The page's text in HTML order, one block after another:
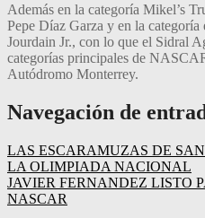
Además en la categoría Mikel’s
Pepe Díaz Garza y en la
Jourdain Jr., con lo que el Sidral
categorías principales de
Autódromo Monterrey.
Navegación de
LAS ESCARAMUZAS DE
LA OLIMPIADA NACIONAL
JAVIER FERNANDEZ LISTO
NASCAR